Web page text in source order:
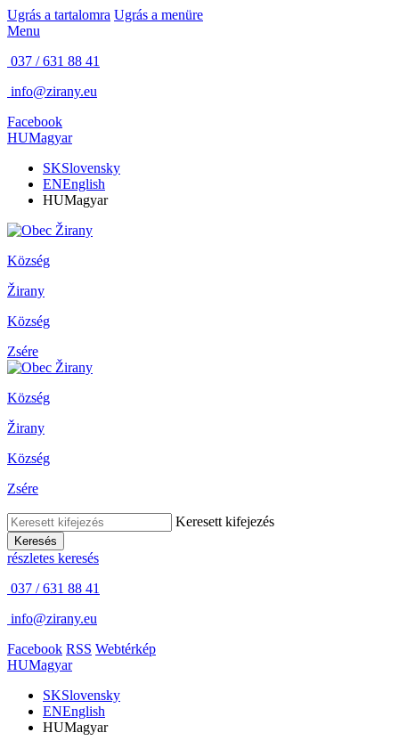
Ugrás a tartalomra Ugrás a menüre
Menu
037 / 631 88 41
info@zirany.eu
Facebook
HUMagyar
SKSlovensky
ENEnglish
HUMagyar
Község
Žirany
Község
Zsére
Község
Žirany
Község
Zsére
Keresett kifejezés
Keresés
részletes keresés
037 / 631 88 41
info@zirany.eu
Facebook RSS Webtérkép
HUMagyar
SKSlovensky
ENEnglish
HUMagyar